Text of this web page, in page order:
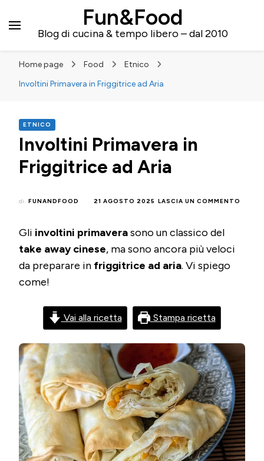
Fun&Food
Blog di cucina & tempo libero – dal 2010
Home page Food
Etnico
Involtini Primavera in Friggitrice ad Aria
ETNICO
Involtini Primavera in
Friggitrice ad Aria
di FUNANDFOOD 21 AGOSTO 2025 LASCIA UN COMMENTO
Gli involtini primaverasono un classico del
take away cinese, ma sono ancora più veloci
da preparare in friggitrice ad aria. Vi spiego
come!
Vai alla ricetta Stampa ricetta